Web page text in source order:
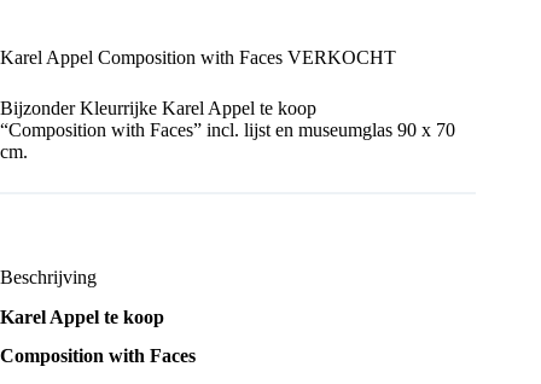
Karel Appel Composition with Faces VERKOCHT
Bijzonder Kleurrijke Karel Appel te koop
“Composition with Faces” incl. lijst en museumglas 90 x 70
cm.
Beschrijving
Karel Appel te koop
Composition with Faces